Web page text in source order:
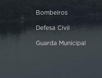
Bombeiros
Defesa Civil
Guarda Municipal